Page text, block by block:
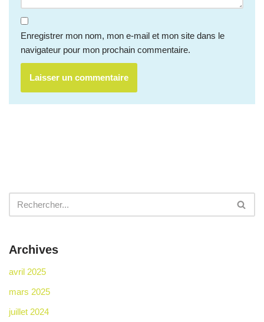
Enregistrer mon nom, mon e-mail et mon site dans le
navigateur pour mon prochain commentaire.
Archives
avril 2025
mars 2025
juillet 2024